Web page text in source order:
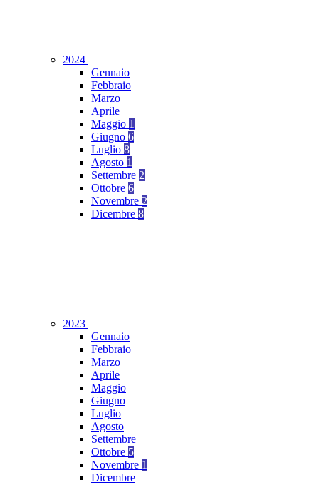
2024
Gennaio
Febbraio
Marzo
Aprile
Maggio 1
Giugno 6
Luglio 8
Agosto 1
Settembre 2
Ottobre 6
Novembre 2
Dicembre 8
2023
Gennaio
Febbraio
Marzo
Aprile
Maggio
Giugno
Luglio
Agosto
Settembre
Ottobre 5
Novembre 1
Dicembre